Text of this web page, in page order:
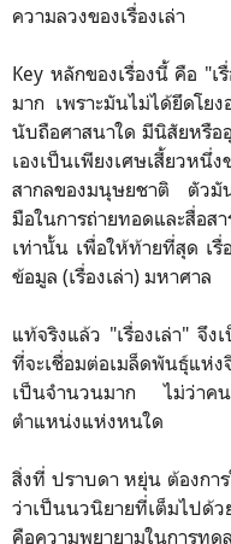
ความลวงของเรื่องเล่า
Key หลักของเรื่องนี้ คือ "เ
มาก เพราะมันไม่ได้ยึดโยง
นับถือศาสนาใด มีนิสัยหรือ
เองเป็นเพียงเศษเสี้ยวหนึ่
สากลของมนุษยชาติ ตัวมัน
มือในการถ่ายทอดและสื่อส
เท่านั้น เพื่อให้ท้ายที่สุด เรื่
ข้อมูล (เรื่องเล่า) มหาศาล
แท้จริงแล้ว "เรื่องเล่า" จึง
ที่จะเชื่อมต่อเมล็ดพันธุ์แห่
เป็นจำนวนมาก ไม่ว่าค
ตำแหน่งแห่งหนใด
สิ่งที่ ปราบดา หยุ่น ต้องกา
ว่าเป็นนวนิยายที่เต็มไปด้
คือความพยายามในการท